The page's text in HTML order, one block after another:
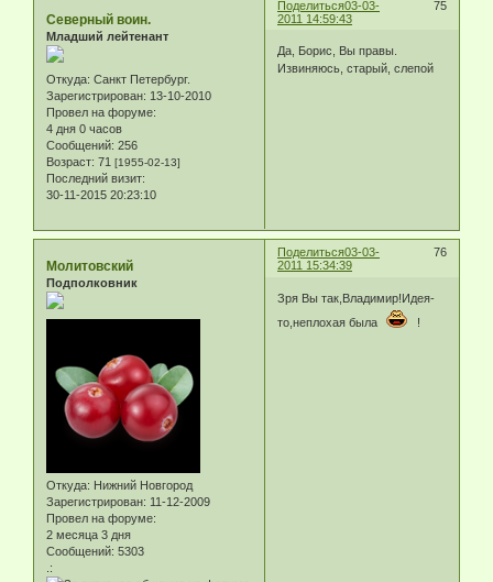
Поделиться 75
03-03-
2011 14:59:43
Северный воин.
Младший лейтенант
Откуда: Санкт Петербург.
Зарегистрирован: 13-10-2010
Провел на форуме:
4 дня 0 часов
Сообщений: 256
Возраст: 71 [1955-02-13]
Последний визит:
30-11-2015 20:23:10
Да, Борис, Вы правы.
Извиняюсь, старый, слепой
Поделиться 76
03-03-
2011 15:34:39
Молитовский
Подполковник
Откуда: Нижний Новгород
Зарегистрирован: 11-12-2009
Провел на форуме:
2 месяца 3 дня
Сообщений: 5303
.:
Зря Вы так,Владимир!Идея-
то,неплохая была
!